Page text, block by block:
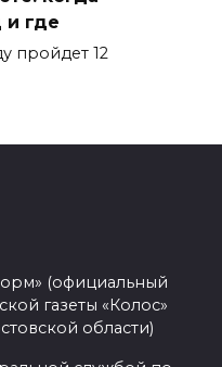
и где
пройдет 12
(официальный
газеты «Колос»
области)